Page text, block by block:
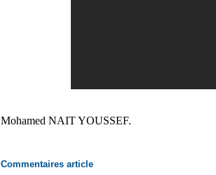
Mohamed NAIT YOUSSEF.
Commentaires article